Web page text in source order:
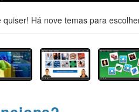
Há nove temas para